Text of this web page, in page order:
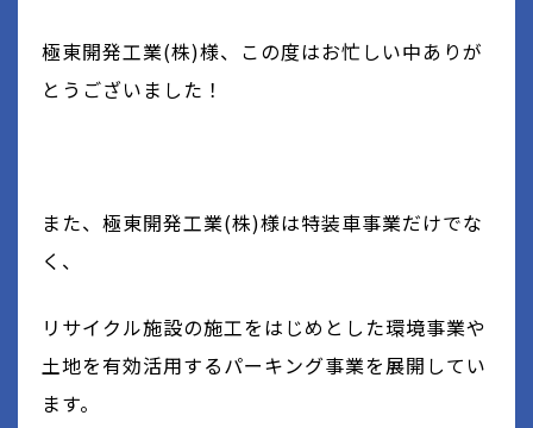
極東開発工業(株)様、この度はお忙しい中ありが
とうございました！
また、極東開発工業(株)様は特装車事業だけでな
く、
リサイクル施設の施工をはじめとした環境事業や
土地を有効活用するパーキング事業を展開してい
ます。